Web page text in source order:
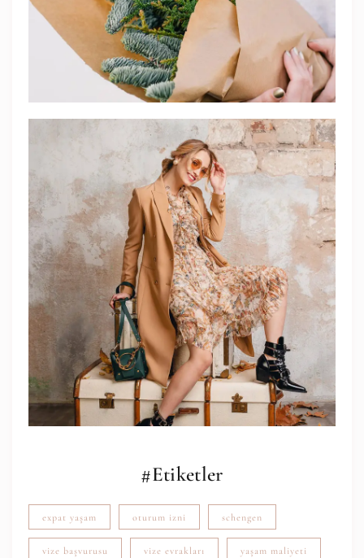
#Etiketler
expat yaşam oturum izni schengen
vize başvurusu vize evrakları yaşam maliyeti